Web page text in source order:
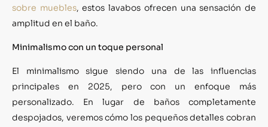
sobre muebles, estos lavabos ofrecen una sensación de
amplitud en el baño.
Minimalismo con un toque personal
El minimalismo sigue siendo una de las influencias
principales en 2025, pero con un enfoque más
personalizado. En lugar de baños completamente
despojados, veremos cómo los pequeños detalles cobran